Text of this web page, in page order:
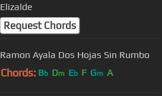
Elizalde
Request Chords
Ramon Ayala Dos Hojas Sin Rumbo
Chords: Bb Dm Eb F Gm A